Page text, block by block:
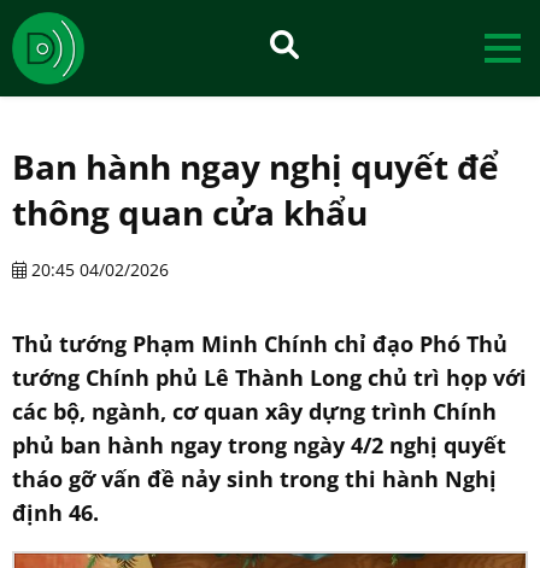
Ban hành ngay nghị quyết để
thông quan cửa khẩu
20:45 04/02/2026
Thủ tướng Phạm Minh Chính chỉ đạo Phó Thủ
tướng Chính phủ Lê Thành Long chủ trì họp với
các bộ, ngành, cơ quan xây dựng trình Chính
phủ ban hành ngay trong ngày 4/2 nghị quyết
tháo gỡ vấn đề nảy sinh trong thi hành Nghị
định 46.